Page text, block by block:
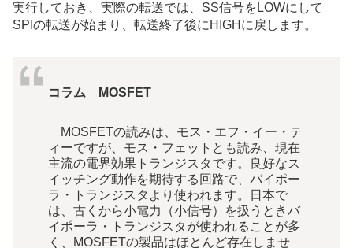
実行しておき、実際の転送では、SS信号をLOWにして
SPIの転送が始まり、転送終了後にHIGHに戻します。
コラム MOSFET
MOSFETの読みは、モス・エフ・イー・テ
ィーですが、モス・フェットとも読み、現在
主流の電界効果トランジスタです。良好なス
イッチング動作を期待する回路で、バイポー
ラ・トランジスタより使われます。日本で
は、古くから小電力（小信号）を扱うときバ
イポーラ・トランジスタが使われることが多
く、MOSFETの製品はほとんど存在しませ